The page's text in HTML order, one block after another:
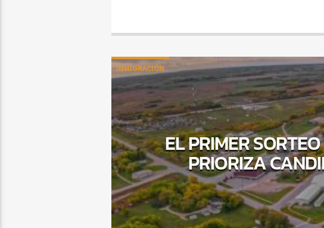
INMIGRACIÓN
EL PRIMER
PRIORIZA